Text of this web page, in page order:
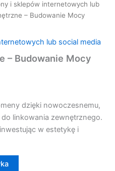
i sklepów internetowych lub
– Budowanie Mocy
lub social media
– Budowanie Mocy
dzięki nowoczesnemu,
linkowania zewnętrznego.
w estetykę i